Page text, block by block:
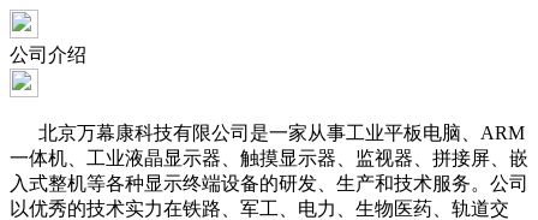
公司介绍
北京万幕康科技有限公司是一家从事工业平板电脑、ARM
一体机、工业液晶显示器、触摸显示器、监视器、拼接屏、嵌
入式整机等各种显示终端设备的研发、生产和技术服务。公司
以优秀的技术实力在铁路、军工、电力、生物医药、轨道交